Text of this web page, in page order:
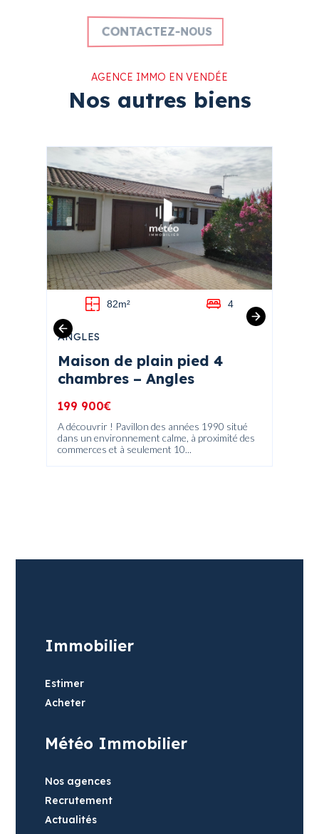
CONTACTEZ-NOUS
AGENCE IMMO EN VENDÉE
Nos autres biens
82m² 4
Maison de plain pied 4
chambres – Angles
ANGLES
199 900€
A découvrir ! Pavillon des années 1990 situé
dans un environnement calme, à proximité des
commerces et à seulement 10...
Immobilier
Estimer
Acheter
Météo Immobilier
Nos agences
Recrutement
Actualités